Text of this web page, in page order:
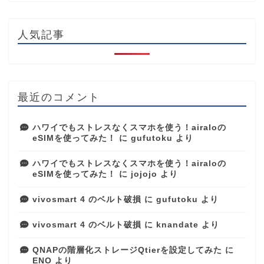
人気記事
最近のコメント
ハワイでもストレスなくスマホを使う！airaloの
eSIMを使ってみた！
に gufutoku より
ハワイでもストレスなくスマホを使う！airaloの
eSIMを使ってみた！
に jojojo より
vivosmart 4 のベルト破損 に gufutoku より
vivosmart 4 のベルト破損 に knandate より
QNAPの階層化ストレージQtierを設定してみた に
ENO より